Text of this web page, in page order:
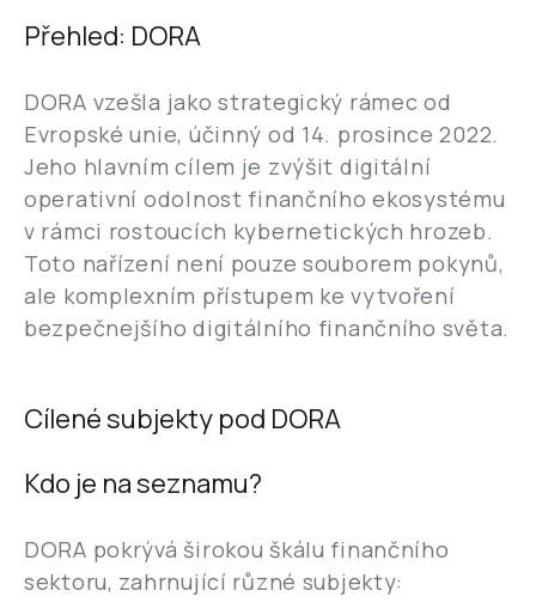
Přehled: DORA
DORA vzešla jako strategický rámec od
Evropské unie, účinný od 14. prosince 2022.
Jeho hlavním cílem je zvýšit digitální
operativní odolnost finančního ekosystému
v rámci rostoucích kybernetických hrozeb.
Toto nařízení není pouze souborem pokynů,
ale komplexním přístupem ke vytvoření
bezpečnejšího digitálního finančního světa.
Cílené subjekty pod DORA
Kdo je na seznamu?
DORA pokrývá širokou škálu finančního
sektoru, zahrnující různé subjekty: